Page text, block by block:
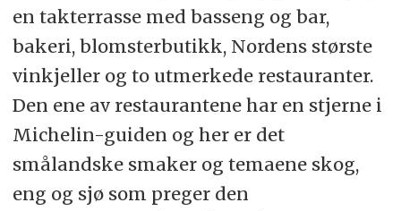
en takterrasse med basseng og bar,
bakeri, blomsterbutikk, Nordens største
vinkjeller og to utmerkede restauranter.
Den ene av restaurantene har en stjerne i
Michelin-guiden og her er det
smålandske smaker og temaene skog,
eng og sjø som preger den